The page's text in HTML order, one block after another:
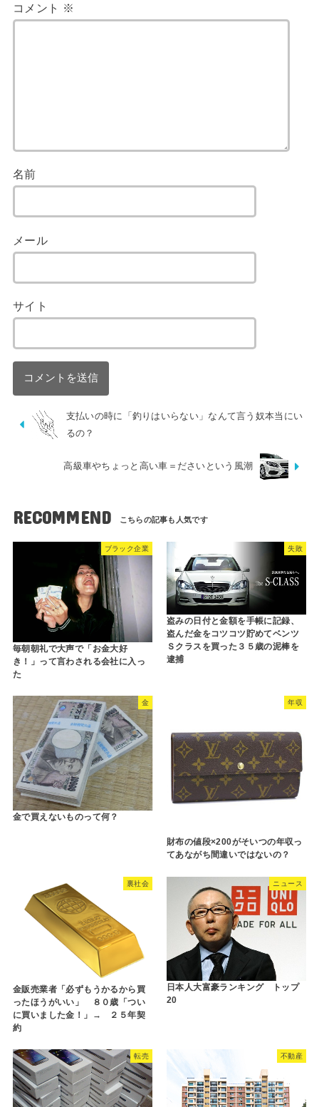
コメント ※
名前
メール
サイト
支払いの時に「釣りはいらない」なんて言う奴本当にい
るの？
高級車やちょっと高い車＝ださいという風潮
RECOMMEND
ブラック企業
毎朝朝礼で大声で「お金大好
き！」って言わされる会社に入っ
た
失敗
盗みの日付と金額を手帳に記録、
盗んだ金をコツコツ貯めてベンツ
Ｓクラスを買った３５歳の泥棒を
逮捕
金
金で買えないものって何？
年収
財布の値段×200がそいつの年収っ
てあながち間違いではないの？
裏社会
金販売業者「必ずもうかるから買
ったほうがいい」 ８０歳「つい
に買いました金！」→ ２５年契
約
ニュース
日本人大富豪ランキング トップ
20
転売 不動産